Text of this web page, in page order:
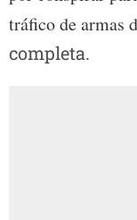
tráfico de armas
completa.